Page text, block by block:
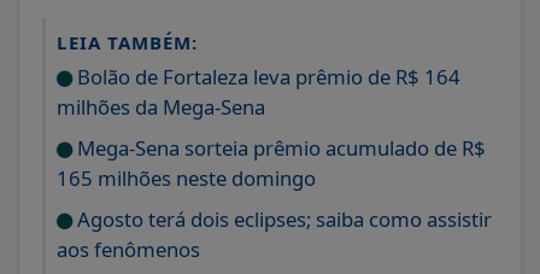
LEIA TAMBÉM:
Bolão de Fortaleza leva prêmio de R$ 164
milhões da Mega-Sena
Mega-Sena sorteia prêmio acumulado de R$
165 milhões neste domingo
Agosto terá dois eclipses; saiba como assistir
aos fenômenos